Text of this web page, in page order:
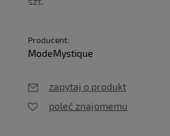
Producent:
ModeMystique
zapytaj o produkt
poleć znajomemu